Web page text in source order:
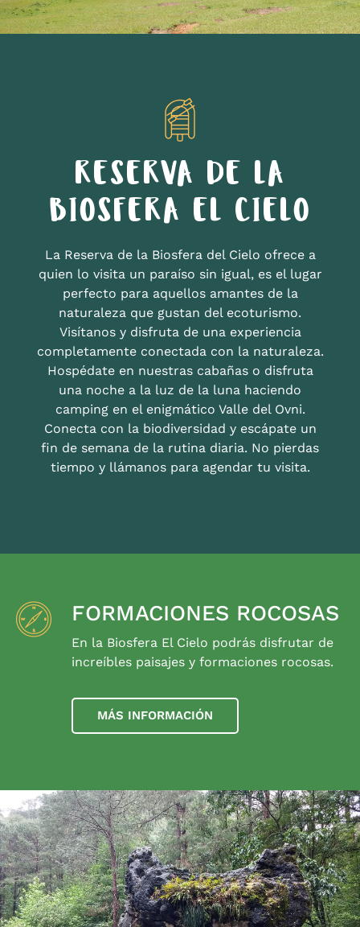
RESERVA DE LA
BIOSFERA EL CIELO
La Reserva de la Biosfera del Cielo ofrece a
quien lo visita un paraíso sin igual, es el lugar
perfecto para aquellos amantes de la
naturaleza que gustan del ecoturismo.
Visítanos y disfruta de una experiencia
completamente conectada con la naturaleza.
Hospédate en nuestras cabañas o disfruta
una noche a la luz de la luna haciendo
camping en el enigmático Valle del Ovni.
Conecta con la biodiversidad y escápate un
fin de semana de la rutina diaria. No pierdas
tiempo y llámanos para agendar tu visita.
FORMACIONES ROCOSAS
En la Biosfera El Cielo podrás disfrutar de
increíbles paisajes y formaciones rocosas.
MÁS INFORMACIÓN